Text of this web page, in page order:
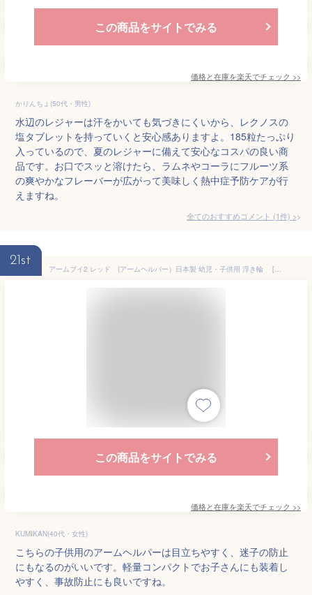
この商品をサイトでみる
価格と在庫を楽天でチェック >>
かりんちょ(50代・男性)
水辺のレジャーは汗をかいても気づきにくいから、レクノスの
塩タブレットを持っていくと安心感ありますよ。185粒たっぷり
入っているので、夏のレジャーに備えて安心なコスパの良い商
品です。お口でスッと溶けたら、ラムネやコーラにフルーツ系
の爽やかなフレーバーが広がって美味しく熱中症予防ケアが行
えますね。
全てのおすすめコメント (1件) >
21st
アームブイ2 レッド (アームヘルパー）日本製 幼児・子供用 浮き輪 [うきわ/フットマーク] プール スイミング 夏休み 子連れ旅行必須アイテム 軽量 コンパクト 持ち運び便利 目立つ 迷子予防に 水遊び 海遊び 川遊び キャンプ 小さな子供の必需品 防災用品
この商品をサイトでみる
価格と在庫を楽天でチェック >>
KUMIKAN(40代・女性)
こちらの子供用のアームヘルパーは目立ちやすく、迷子の防止
にもなるのがいいです。軽量コンパクトでお子さんにも装着し
やすく、事故防止にも良いですね。